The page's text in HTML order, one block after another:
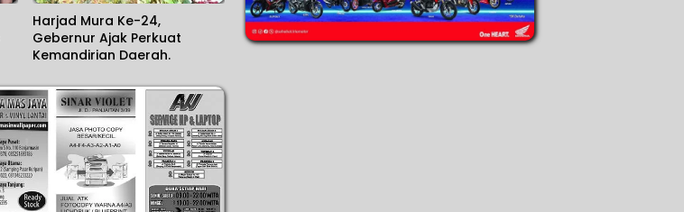
Harjad Mura Ke-24,
Gebernur Ajak Perkuat
Kemandirian Daerah.